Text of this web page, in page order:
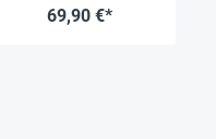
"Montessori Premium"
69,90 €*